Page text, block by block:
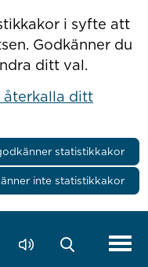
i syfte att
Godkänner du
ditt val.
återkalla ditt
statistikkakor
inte statistikkakor